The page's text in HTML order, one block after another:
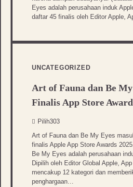
Eyes adalah perusahaan induk
daftar 45 finalis oleh Editor Apple,
UNCATEGORIZED
Art of Fauna dan Be
Finalis App Store
Pilih303
Art of Fauna dan Be My Eyes
finalis Apple App Store Awards
Be My Eyes adalah perusahaan
Dipilih oleh Editor Global Apple,
mencakup 12 kategori dan
penghargaan…